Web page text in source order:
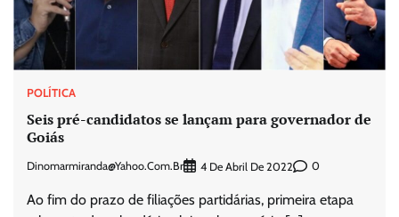
POLÍTICA
Seis pré-candidatos se lançam para governador de
Goiás
Dinomarmiranda@yahoo.com.br 4 De Abril De 2022 0
Ao fim do prazo de filiações partidárias, primeira etapa